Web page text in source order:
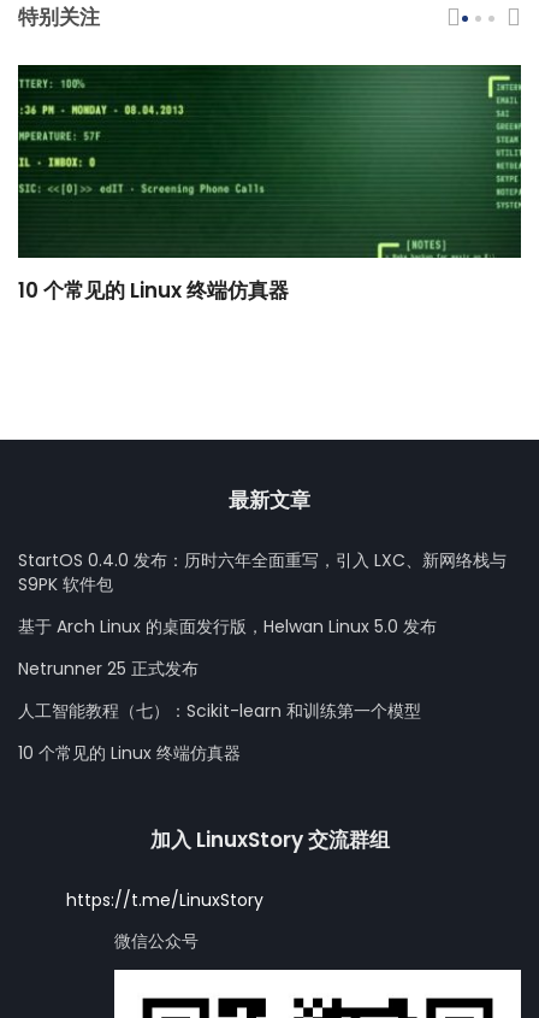
特别关注
10 个常见的 Linux 终端仿真器
最新文章
StartOS 0.4.0 发布：历时六年全面重写，引入 LXC、新网络栈与
S9PK 软件包
基于 Arch Linux 的桌面发行版，Helwan Linux 5.0 发布
Netrunner 25 正式发布
人工智能教程（七）：Scikit-learn 和训练第一个模型
10 个常见的 Linux 终端仿真器
加入 LinuxStory 交流群组
https://t.me/LinuxStory
微信公众号